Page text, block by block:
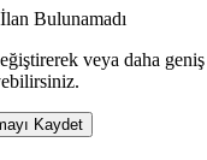
Bulunamadı
veya daha
Kaydet